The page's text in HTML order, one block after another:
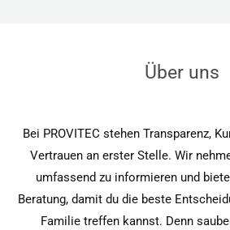
Über uns
Bei PROVITEC stehen Transparenz,
Vertrauen an erster Stelle. Wir
umfassend zu informieren und
Beratung, damit du die beste
Familie treffen kannst. Denn